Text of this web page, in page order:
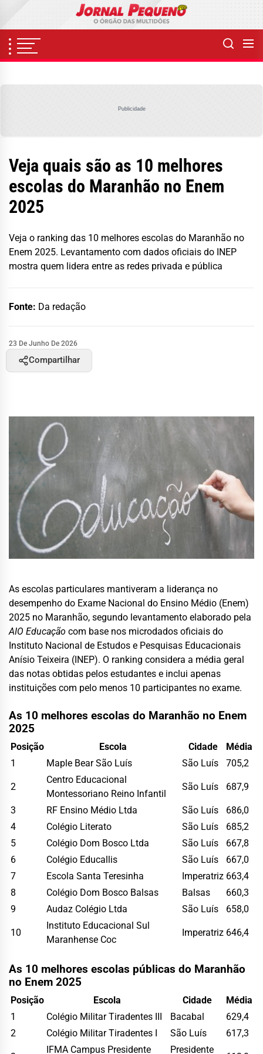
content
Publicidade
Veja quais são as 10 melhores
escolas do Maranhão no Enem
2025
Veja o ranking das 10 melhores escolas do Maranhão no
Enem 2025. Levantamento com dados oficiais do INEP
mostra quem lidera entre as redes privada e pública
Fonte: Da redação
23 De Junho De 2026
Compartilhar
As escolas particulares mantiveram a liderança no
desempenho do Exame Nacional do Ensino Médio (Enem)
2025 no Maranhão, segundo levantamento elaborado pela
AIO Educação com base nos microdados oficiais do
Instituto Nacional de Estudos e Pesquisas Educacionais
Anísio Teixeira (INEP). O ranking considera a média geral
das notas obtidas pelos estudantes e inclui apenas
instituições com pelo menos 10 participantes no exame.
As 10 melhores escolas do Maranhão no Enem
2025
Posição Escola Cidade
Média
1
Maple Bear São Luís São Luís 705,2
2
Centro Educacional
Montessoriano Reino Infantil
São Luís 687,9
3 RF Ensino Médio Ltda São Luís
686,0
4
Colégio Literato São Luís
685,2
5
Colégio Dom Bosco Ltda São Luís
667,8
6
Colégio Educallis São Luís
667,0
7
Escola Santa Teresinha Imperatriz 663,4
8
Colégio Dom Bosco Balsas Balsas
660,3
9
Audaz Colégio Ltda São Luís 658,0
10
Instituto Educacional Sul
Maranhense Coc
Imperatriz 646,4
As 10 melhores escolas públicas do Maranhão
no Enem 2025
Posição Escola Cidade
Média
1
Colégio Militar Tiradentes III Bacabal
629,4
2
Colégio Militar Tiradentes I São Luís 617,3
IFMA Campus Presidente Presidente